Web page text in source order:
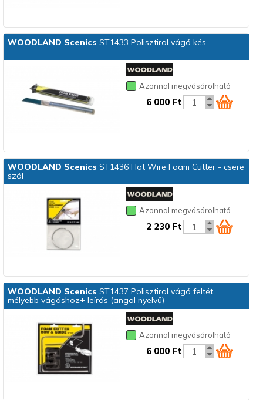
WOODLAND Scenics ST1433 Polisztirol vágó kés
Azonnal megvásárolható
6 000 Ft
WOODLAND Scenics ST1436 Hot Wire Foam Cutter - csere
szál
Azonnal megvásárolható
2 230 Ft
WOODLAND Scenics ST1437 Polisztirol vágó feltét
mélyebb vágáshoz+ leírás (angol nyelvű)
Azonnal megvásárolható
6 000 Ft